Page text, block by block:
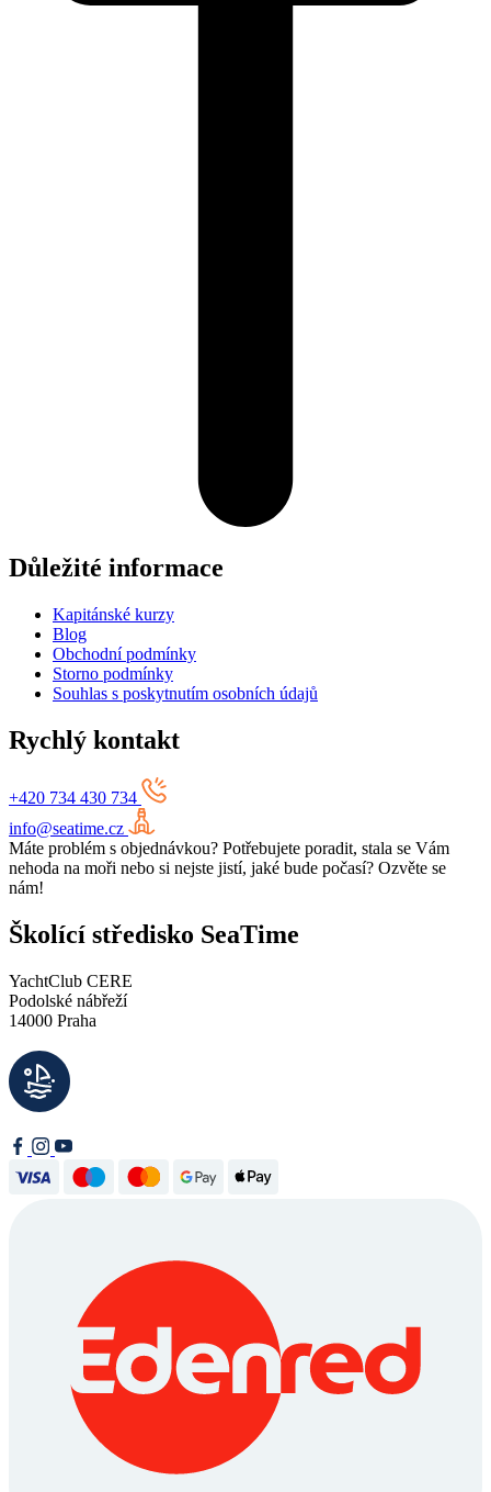
Důležité informace
Kapitánské kurzy
Blog
Obchodní podmínky
Storno podmínky
Souhlas s poskytnutím osobních údajů
Rychlý kontakt
+420 734 430 734
info@seatime.cz
Máte problém s objednávkou? Potřebujete poradit, stala se Vám
nehoda na moři nebo si nejste jistí, jaké bude počasí? Ozvěte se
nám!
Školící středisko SeaTime
YachtClub CERE
Podolské nábřeží
14000 Praha